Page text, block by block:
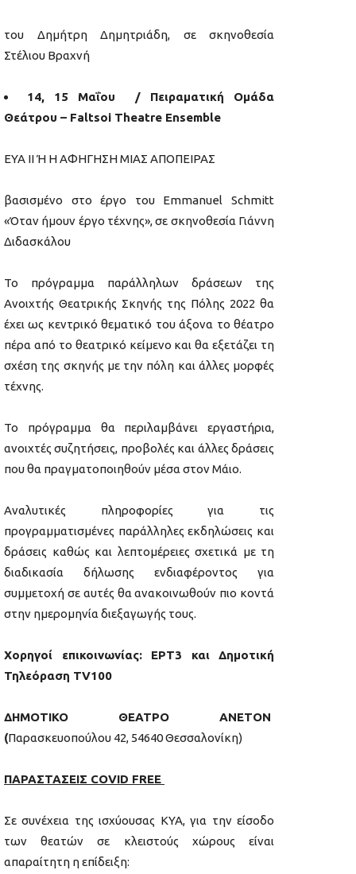
του Δημήτρη Δημητριάδη, σε σκηνοθεσία
Στέλιου Βραχνή
14, 15 Μαΐου / Πειραματική Ομάδα
Θεάτρου – Faltsoi Theatre Ensemble
ΕΥΑ ΙΙ Ή Η ΑΦΗΓΗΣΗ ΜΙΑΣ ΑΠΟΠΕΙΡΑΣ
βασισμένο στο έργο του Emmanuel Schmitt
«Όταν ήμουν έργο τέχνης», σε σκηνοθεσία Γιάννη
Διδασκάλου
Το πρόγραμμα παράλληλων δράσεων της
Ανοιχτής Θεατρικής Σκηνής της Πόλης 2022 θα
έχει ως κεντρικό θεματικό του άξονα το θέατρο
πέρα από το θεατρικό κείμενο και θα εξετάζει τη
σχέση της σκηνής με την πόλη και άλλες μορφές
τέχνης.
Το πρόγραμμα θα περιλαμβάνει εργαστήρια,
ανοιχτές συζητήσεις, προβολές και άλλες δράσεις
που θα πραγματοποιηθούν μέσα στον Μάιο.
Αναλυτικές πληροφορίες για τις
προγραμματισμένες παράλληλες εκδηλώσεις και
δράσεις καθώς και λεπτομέρειες σχετικά με τη
διαδικασία δήλωσης ενδιαφέροντος για
συμμετοχή σε αυτές θα ανακοινωθούν πιο κοντά
στην ημερομηνία διεξαγωγής τους.
Χορηγοί επικοινωνίας: EΡΤ3 και Δημοτική
Τηλεόραση ΤV100
ΔΗΜΟΤΙΚΟ ΘΕΑΤΡΟ ΑΝΕΤΟΝ
(Παρασκευοπούλου 42, 54640 Θεσσαλονίκη)
ΠΑΡΑΣΤΑΣΕΙΣ COVID FREE
Σε συνέχεια της ισχύουσας ΚΥΑ, για την είσοδο
των θεατών σε κλειστούς χώρους είναι
απαραίτητη η επίδειξη: